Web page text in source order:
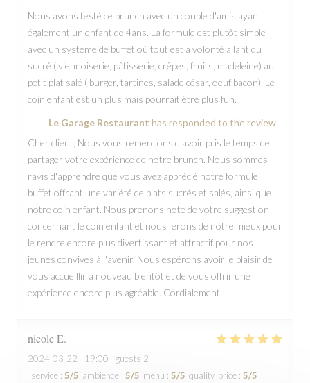
Nous avons testé ce brunch avec un couple d'amis ayant
également un enfant de 4ans. La formule est plutôt simple
avec un système de buffet où tout est à volonté allant du
sucré ( viennoiserie, pâtisserie, crêpes, fruits, madeleine) au
petit plat salé ( burger, tartines, salade césar, oeuf bacon). Le
coin enfant est un plus mais pourrait être plus fun.
Le Garage Restaurant has responded to the review
Cher client, Nous vous remercions d'avoir pris le temps de
partager votre expérience de notre brunch. Nous sommes
ravis d'apprendre que vous avez apprécié notre formule
buffet offrant une variété de plats sucrés et salés, ainsi que
notre coin enfant. Nous prenons note de votre suggestion
concernant le coin enfant et nous ferons de notre mieux pour
le rendre encore plus divertissant et attractif pour nos
jeunes convives à l'avenir. Nous espérons avoir le plaisir de
vous accueillir à nouveau bientôt et de vous offrir une
expérience encore plus agréable. Cordialement,
nicoleE
2024-03-22 - 19:00 - guests 2
service : 5/5 ambience : 5/5 menu : 5/5 quality_price : 5/5